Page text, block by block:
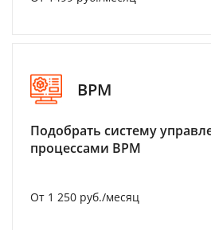
BPM
Подобрать систему
процессами BPM
От 1 250 руб./месяц